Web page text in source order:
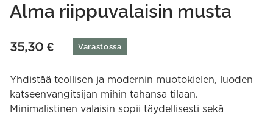
Alma riippuvalaisin musta
35,30 € Varastossa
Yhdistää teollisen ja modernin muotokielen, luoden
katseenvangitsijan mihin tahansa tilaan.
Minimalistinen valaisin sopii täydellisesti sekä